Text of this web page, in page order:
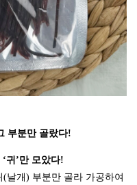
부분만 골랐다!
귀’만 모았다!
날개) 부분만 골라 가공하여